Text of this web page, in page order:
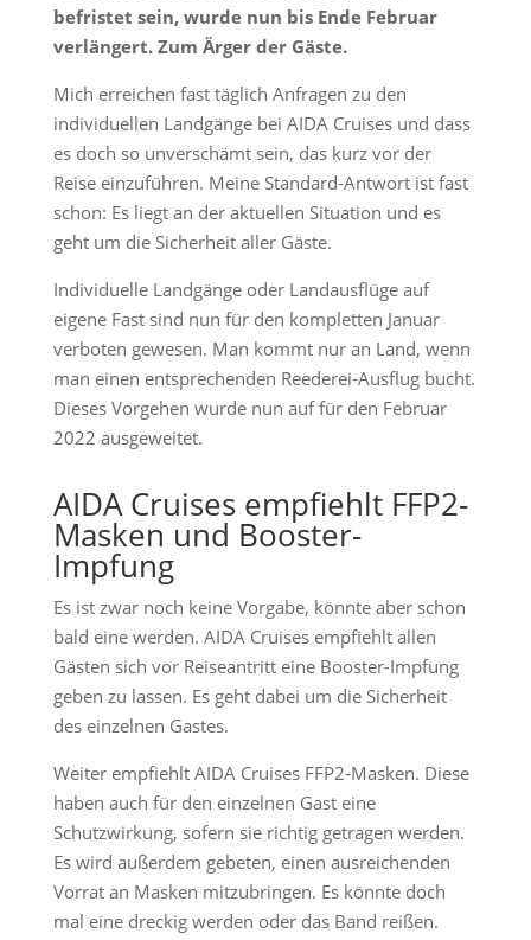
befristet sein, wurde nun bis Ende Februar
verlängert. Zum Ärger der Gäste.
Mich erreichen fast täglich Anfragen zu den
individuellen Landgänge bei AIDA Cruises und dass
es doch so unverschämt sein, das kurz vor der
Reise einzuführen. Meine Standard-Antwort ist fast
schon: Es liegt an der aktuellen Situation und es
geht um die Sicherheit aller Gäste.
Individuelle Landgänge oder Landausflüge auf
eigene Fast sind nun für den kompletten Januar
verboten gewesen. Man kommt nur an Land, wenn
man einen entsprechenden Reederei-Ausflug bucht.
Dieses Vorgehen wurde nun auf für den Februar
2022 ausgeweitet.
AIDA Cruises empfiehlt FFP2-
Masken und Booster-
Impfung
Es ist zwar noch keine Vorgabe, könnte aber schon
bald eine werden. AIDA Cruises empfiehlt allen
Gästen sich vor Reiseantritt eine Booster-Impfung
geben zu lassen. Es geht dabei um die Sicherheit
des einzelnen Gastes.
Weiter empfiehlt AIDA Cruises FFP2-Masken. Diese
haben auch für den einzelnen Gast eine
Schutzwirkung, sofern sie richtig getragen werden.
Es wird außerdem gebeten, einen ausreichenden
Vorrat an Masken mitzubringen. Es könnte doch
mal eine dreckig werden oder das Band reißen.